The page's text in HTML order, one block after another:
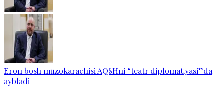
Eron bosh muzokarachisi AQSHni “teatr diplomatiyasi”da
aybladi